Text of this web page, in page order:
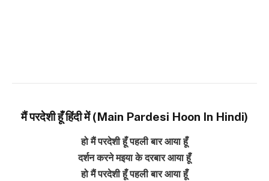
मैं परदेशी हूँ हिंदी में (Main Pardesi Hoon In Hindi)
हो मैं परदेशी हूँ पहली बार आया हूँ
दर्शन करने मइया के दरबार आया हूँ
हो मैं परदेशी हूँ पहली बार आया हूँ